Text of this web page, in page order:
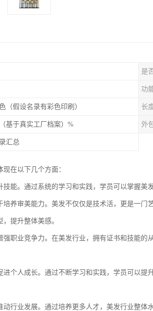
是
功
（假设名录有彩色印刷） 长
基于真实工厂档案）% 外
汇总
在以下几个方面：
技能。通过系统的学习和实践，学员可以掌握美
培养审美能力。美发不仅仅是技术活，更是一
提升整体美感。
强职业竞争力。在美发行业，拥有证书和技能
进个人成长。通过不断学习和实践，学员可以
动行业发展。通过培养更多人才，美发行业整体